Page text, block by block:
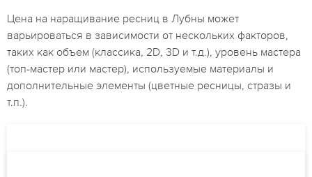
Цена на наращивание ресниц в Лубны может
варьироваться в зависимости от нескольких факторов,
таких как объем (классика, 2D, 3D и т.д.), уровень мастера
(топ-мастер или мастер), используемые материалы и
дополнительные элементы (цветные ресницы, стразы и
т.п.).